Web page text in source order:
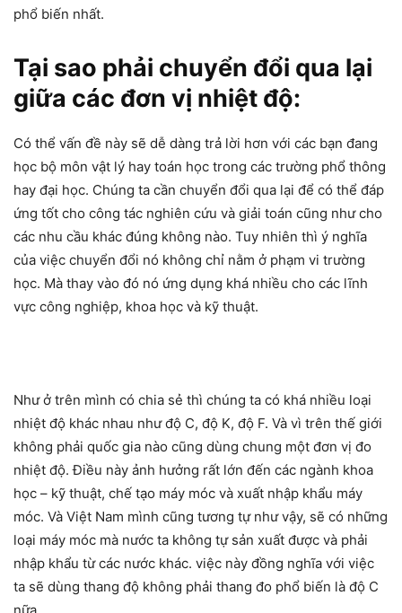
phổ biến nhất.
Tại sao phải chuyển đổi qua lại
giữa các đơn vị nhiệt độ:
Có thể vấn đề này sẽ dễ dàng trả lời hơn với các bạn đang
học bộ môn vật lý hay toán học trong các trường phổ thông
hay đại học. Chúng ta cần chuyển đổi qua lại để có thể đáp
ứng tốt cho công tác nghiên cứu và giải toán cũng như cho
các nhu cầu khác đúng không nào. Tuy nhiên thì ý nghĩa
của việc chuyển đổi nó không chỉ nằm ở phạm vi trường
học. Mà thay vào đó nó ứng dụng khá nhiều cho các lĩnh
vực công nghiệp, khoa học và kỹ thuật.
Như ở trên mình có chia sẻ thì chúng ta có khá nhiều loại
nhiệt độ khác nhau như độ C, độ K, độ F. Và vì trên thế giới
không phải quốc gia nào cũng dùng chung một đơn vị đo
nhiệt độ. Điều này ảnh hưởng rất lớn đến các ngành khoa
học – kỹ thuật, chế tạo máy móc và xuất nhập khẩu máy
móc. Và Việt Nam mình cũng tương tự như vậy, sẽ có những
loại máy móc mà nước ta không tự sản xuất được và phải
nhập khẩu từ các nước khác. việc này đồng nghĩa với việc
ta sẽ dùng thang độ không phải thang đo phổ biến là độ C